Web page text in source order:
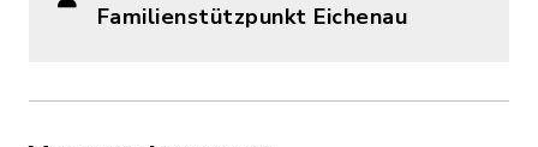
Familienstützpunkt Eichenau